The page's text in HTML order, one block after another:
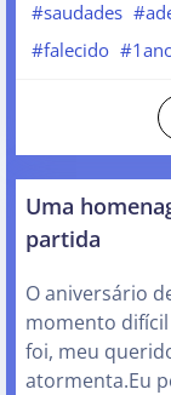
#saudades
#falecido
Uma
partida
O aniversário
momento difícil
foi, meu
atormenta.Eu